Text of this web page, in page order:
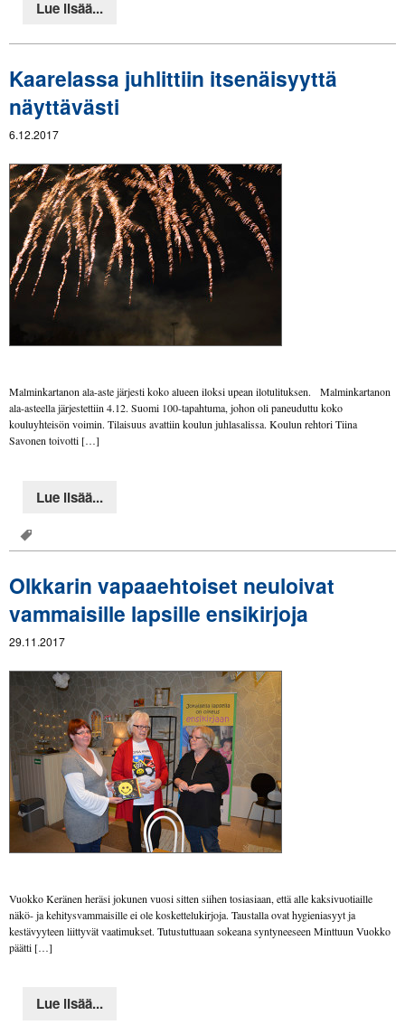
Lue lisää...
Kaarelassa juhlittiin itsenäisyyttä
näyttävästi
6.12.2017
Malminkartanon ala-aste järjesti koko alueen iloksi upean ilotulituksen. Malminkartanon
ala-asteella järjestettiin 4.12. Suomi 100-tapahtuma, johon oli paneuduttu koko
kouluyhteisön voimin. Tilaisuus avattiin koulun juhlasalissa. Koulun rehtori Tiina
Savonen toivotti […]
Lue lisää...
Olkkarin vapaaehtoiset neuloivat
vammaisille lapsille ensikirjoja
29.11.2017
Vuokko Keränen heräsi jokunen vuosi sitten siihen tosiasiaan, että alle kaksivuotiaille
näkö- ja kehitysvammaisille ei ole koskettelukirjoja. Taustalla ovat hygieniasyyt ja
kestävyyteen liittyvät vaatimukset. Tutustuttuaan sokeana syntyneeseen Minttuun Vuokko
päätti […]
Lue lisää...